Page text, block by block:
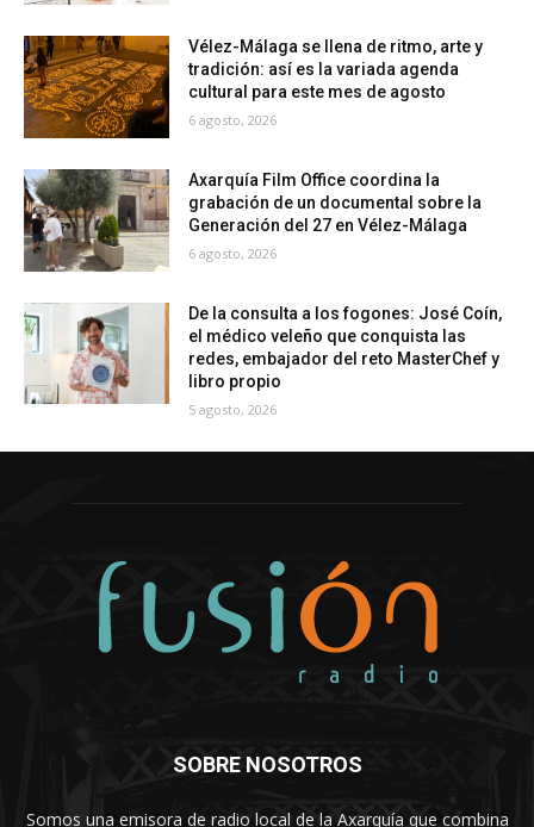
Vélez-Málaga se llena de ritmo, arte y
tradición: así es la variada agenda
cultural para este mes de agosto
6 agosto, 2026
Axarquía Film Office coordina la
grabación de un documental sobre la
Generación del 27 en Vélez-Málaga
6 agosto, 2026
De la consulta a los fogones: José Coín,
el médico veleño que conquista las
redes, embajador del reto MasterChef y
libro propio
5 agosto, 2026
SOBRE NOSOTROS
Somos una emisora de radio local de la Axarquía que combina